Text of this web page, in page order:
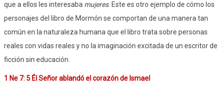
que a ellos les interesaba mujeres. Este es otro ejemplo de cómo los
personajes del libro de Mormón se comportan de una manera tan
común en la naturaleza humana que el libro trata sobre personas
reales con vidas reales y no la imaginación excitada de un escritor de
ficción sin educación.
1 Ne 7: 5 Él Señor ablandó el corazón de Ismael